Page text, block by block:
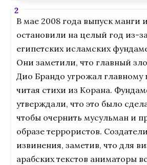
В мае 2008 года выпуск манги
остановили на целый год из-
египетских исламских
Они заметили, что главный
Дио Брандо угрожал главному
читая стихи из Корана.
утверждали, что это было
чтобы очернить мусульман и
образе террористов.
извинения, заметив, что для
арабских текстов аниматоры